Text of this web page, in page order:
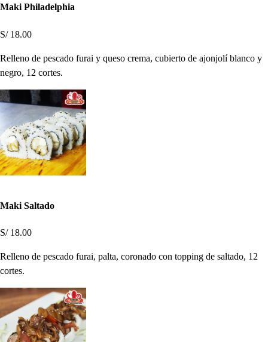
Maki Philadelphia
S/ 18.00
Relleno de pescado furai y queso crema, cubierto de ajonjolí blanco y
negro, 12 cortes.
Maki Saltado
S/ 18.00
Relleno de pescado furai, palta, coronado con topping de saltado, 12
cortes.